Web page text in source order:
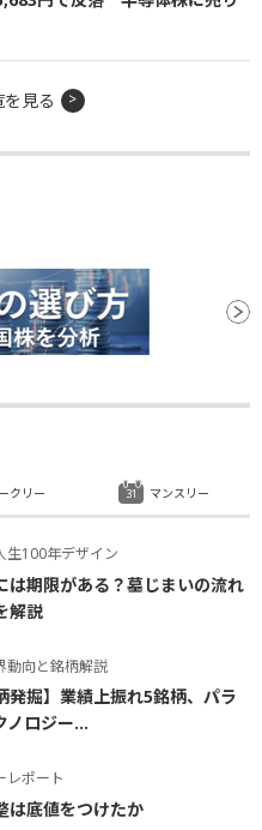
見る
生100年デザイン
は期限がある？墓じまいの流れ
解説
動向と銘柄解説
発掘】業績上振れ5銘柄、パラ
ノロジー...
レポート
は底値をつけたか
クリー マンスリー